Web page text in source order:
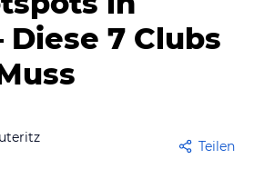
Diese 7 Clubs
Teilen